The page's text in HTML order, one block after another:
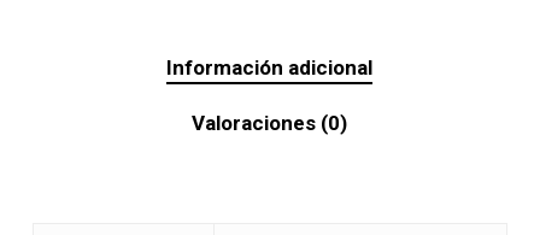
Información adicional
Valoraciones (0)